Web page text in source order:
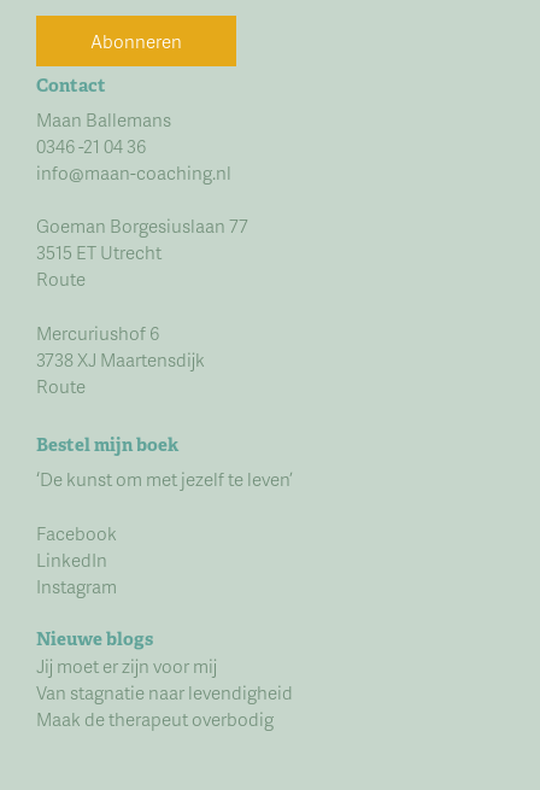
Abonneren
Contact
Maan Ballemans
0346 -21 04 36
info@maan-coaching.nl
Goeman Borgesiuslaan 77
3515 ET Utrecht
Route
Mercuriushof 6
3738 XJ Maartensdijk
Route
Bestel mijn boek
‘De kunst om met jezelf te leven’
Facebook
LinkedIn
Instagram
Nieuwe blogs
Jij moet er zijn voor mij
Van stagnatie naar levendigheid
Maak de therapeut overbodig